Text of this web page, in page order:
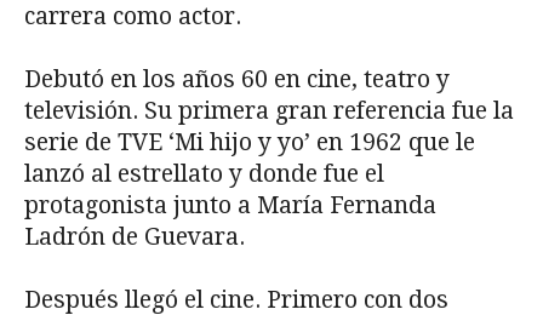
carrera como actor.
Debutó en los años 60 en cine, teatro y
televisión. Su primera gran referencia fue la
serie de TVE ‘Mi hijo y yo’ en 1962 que le
lanzó al estrellato y donde fue el
protagonista junto a María Fernanda
Ladrón de Guevara.
Después llegó el cine. Primero con dos